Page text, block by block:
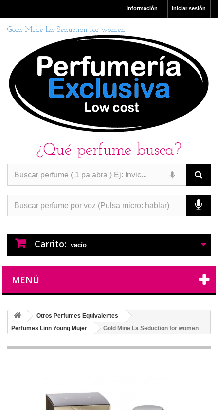
Iniciar sesión
Información
Gold Mine La Seduction for women
¿Qué perfume busca?
Carrito: vacío
MENÚ
Otros Perfumes Equivalentes
Perfumes Linn Young Mujer
Gold Mine La Seduction for women